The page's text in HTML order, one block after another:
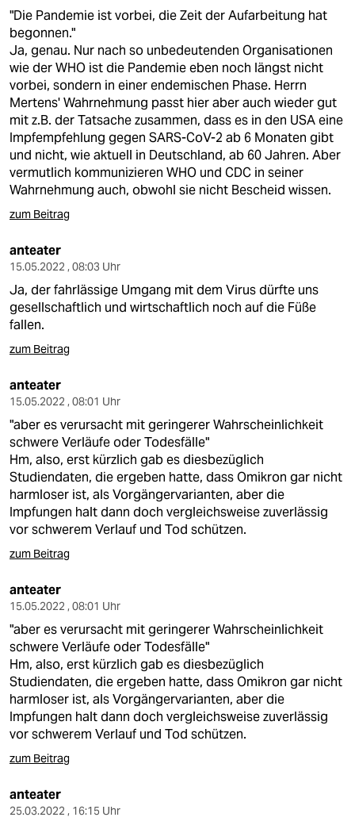
genossenschaft
epaper login
"Die Pandemie ist vorbei, die Zeit der Aufarbeitung hat
begonnen."
Ja, genau. Nur nach so unbedeutenden Organisationen
wie der WHO ist die Pandemie eben noch längst nicht
vorbei, sondern in einer endemischen Phase. Herrn
Mertens' Wahrnehmung passt hier aber auch wieder gut
mit z.B. der Tatsache zusammen, dass es in den USA eine
Impfempfehlung gegen SARS-CoV-2 ab 6 Monaten gibt
und nicht, wie aktuell in Deutschland, ab 60 Jahren. Aber
vermutlich kommunizieren WHO und CDC in seiner
Wahrnehmung auch, obwohl sie nicht Bescheid wissen.
zum Beitrag
anteater
15.05.2022 , 08:03 Uhr
Ja, der fahrlässige Umgang mit dem Virus dürfte uns
gesellschaftlich und wirtschaftlich noch auf die Füße
fallen.
zum Beitrag
anteater
15.05.2022 , 08:01 Uhr
"aber es verursacht mit geringerer Wahrscheinlichkeit
schwere Verläufe oder Todesfälle"
Hm, also, erst kürzlich gab es diesbezüglich
Studiendaten, die ergeben hatte, dass Omikron gar nicht
harmloser ist, als Vorgängervarianten, aber die
Impfungen halt dann doch vergleichsweise zuverlässig
vor schwerem Verlauf und Tod schützen.
zum Beitrag
anteater
15.05.2022 , 08:01 Uhr
"aber es verursacht mit geringerer Wahrscheinlichkeit
schwere Verläufe oder Todesfälle"
Hm, also, erst kürzlich gab es diesbezüglich
Studiendaten, die ergeben hatte, dass Omikron gar nicht
harmloser ist, als Vorgängervarianten, aber die
Impfungen halt dann doch vergleichsweise zuverlässig
vor schwerem Verlauf und Tod schützen.
zum Beitrag
anteater
25.03.2022 , 16:15 Uhr